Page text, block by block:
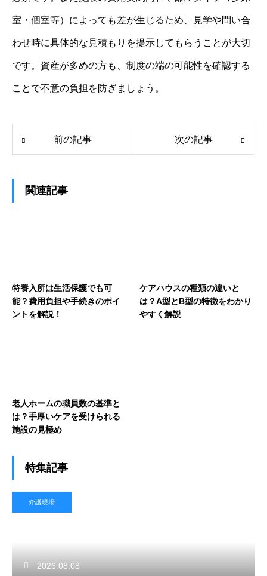
室・個室等）によっても差が生じるため、見学や問い合
わせ時に具体的な見積もりを提示してもらうことが大切
です。資産が多めの方も、制度の端の可能性を確認する
ことで不意の負担を防ぎましょう。
前の記事 次の記事
関連記事
特養入所は生活保護でも可
能？費用負担や手続きのポイ
ントを解説！
ケアハウスの種類の違いと
は？A型とB型の特徴をわかり
やすく解説
老人ホームの職員数の基準と
は？手厚いケアを受けられる
施設の見極め
特集記事
介護現場
2026.08.08